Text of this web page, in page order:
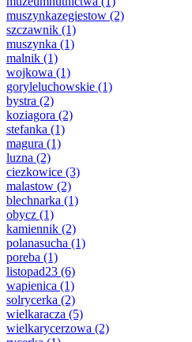
muszynkazegiestow (2)
szczawnik (1)
muszynka (1)
malnik (1)
wojkowa (1)
goryleluchowskie (1)
bystra (2)
koziagora (2)
stefanka (1)
magura (1)
luzna (2)
ciezkowice (3)
malastow (2)
blechnarka (1)
obycz (1)
kamiennik (2)
polanasucha (1)
poreba (1)
listopad23 (6)
wapienica (1)
solrycerka (2)
wielkaracza (5)
wielkarycerzowa (2)